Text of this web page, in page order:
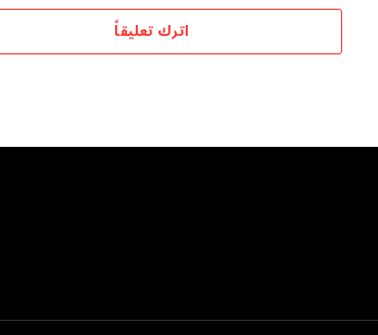
اترك تعليقاً